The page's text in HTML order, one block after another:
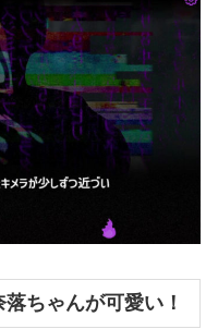
ちゃんが可愛い！